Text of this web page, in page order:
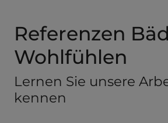
Referenzen
Wohlfühlen
Lernen Sie unsere
kennen